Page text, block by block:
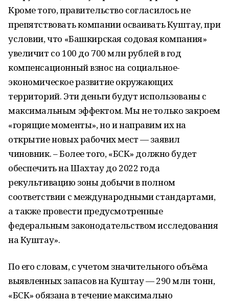
Кроме того, правительство согласилось не
препятствовать компании осваивать Куштау, при
условии, что «Башкирская содовая компания»
увеличит со 100 до 700 млн рублей в год
компенсационный взнос на социальное-
экономическое развитие окружающих
территорий. Эти деньги будут использованы с
максимальным эффектом. Мы не только закроем
«горящие моменты», но и направим их на
открытие новых рабочих мест — заявил
чиновник. – Более того, «БСК» должно будет
обеспечить на Шахтау до 2022 года
рекультивацию зоны добычи в полном
соответствии с международными стандартами,
а также провести предусмотренные
федеральным законодательством исследования
на Куштау».
По его словам, с учетом значительного объёма
выявленных запасов на Куштау — 290 млн тонн,
«БСК» обязана в течение максимально